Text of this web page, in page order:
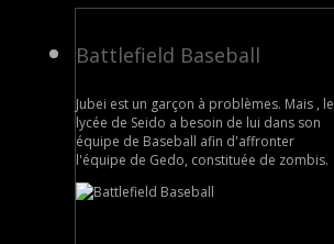
Battlefield Baseball
Jubei est un garçon à problèmes. Mais , le
lycée de Seido a besoin de lui dans son
équipe de Baseball afin d'affronter
l'équipe de Gedo, constituée de zombis.